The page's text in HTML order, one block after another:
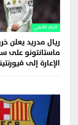
قدم عالمي
ريال مدريد يعلن
ماستانتونو على
الإعارة إلى فيورنتينا